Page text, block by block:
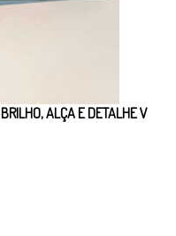
ALÇA E DETALHE V